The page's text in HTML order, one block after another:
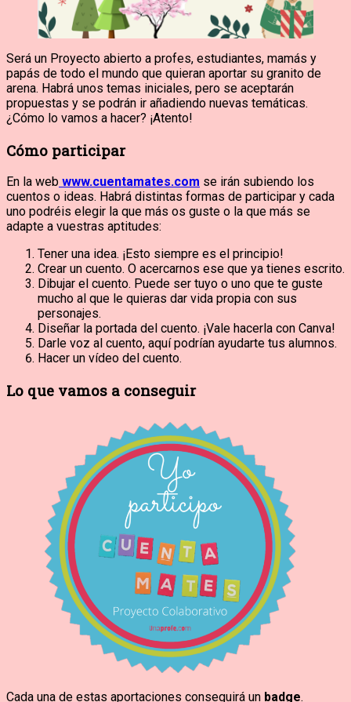
Será un Proyecto abierto a profes, estudiantes, mamás y
papás de todo el mundo que quieran aportar su granito de
arena. Habrá unos temas iniciales, pero se aceptarán
propuestas y se podrán ir añadiendo nuevas temáticas.
¿Cómo lo vamos a hacer? ¡Atento!
Cómo participar
En la web www.cuentamates.com se irán subiendo los
cuentos o ideas. Habrá distintas formas de participar y cada
uno podréis elegir la que más os guste o la que más se
adapte a vuestras aptitudes:
Tener una idea. ¡Esto siempre es el principio!
Crear un cuento. O acercarnos ese que ya tienes escrito.
Dibujar el cuento. Puede ser tuyo o uno que te guste
mucho al que le quieras dar vida propia con sus
personajes.
Diseñar la portada del cuento. ¡Vale hacerla con Canva!
Darle voz al cuento, aquí podrían ayudarte tus alumnos.
Hacer un vídeo del cuento.
Lo que vamos a conseguir
Cada una de estas aportaciones conseguirá un badge.